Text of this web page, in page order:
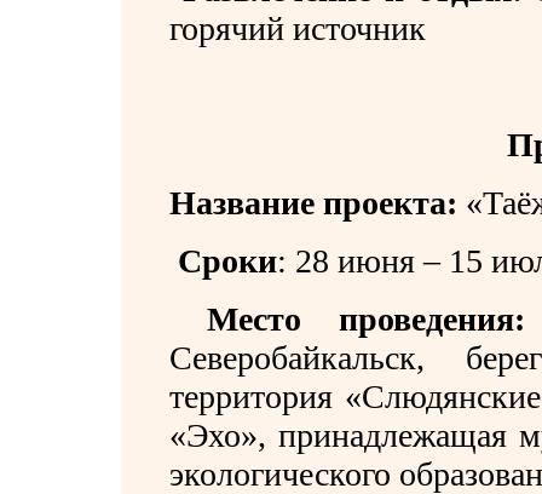
горячий источник
Название проекта:
Сроки: 28 июня – 15
Место проведения:
Северобайкальск,
территория «Слюдянские
«Эхо», принадлежащая
экологического